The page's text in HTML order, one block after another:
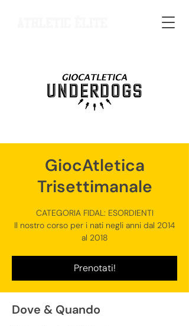
GiocAtletica
Trisettimanale
CATEGORIA FIDAL: ESORDIENTI
Il nostro corso per i nati negli anni dal 2014
al 2018
Prenotati!
Dove & Quando